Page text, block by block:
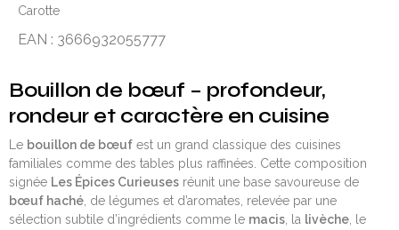
Carotte
EAN : 3666932055777
Bouillon de bœuf – profondeur,
rondeur et caractère en cuisine
Le bouillon de bœuf est un grand classique des cuisines
familiales comme des tables plus raffinées. Cette composition
signée Les Épices Curieuses réunit une base savoureuse de
bœuf haché , de légumes et d’aromates, relevée par une
sélection subtile d’ingrédients comme le macis , la livèche , le